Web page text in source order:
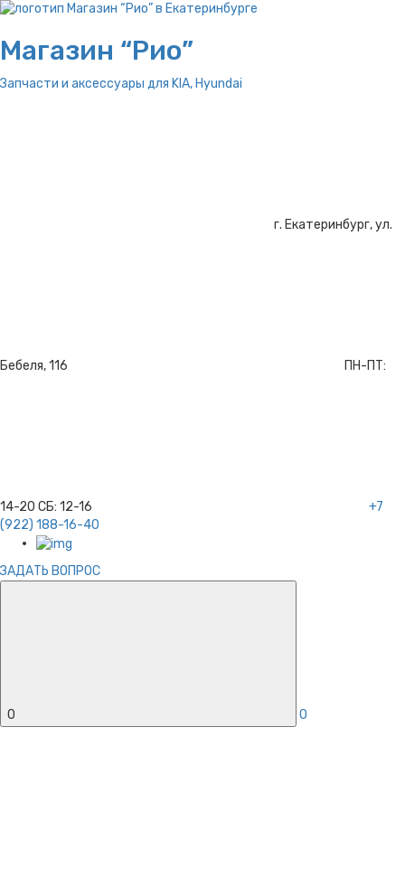
Магазин “Рио”
Запчасти и аксессуары для KIA, Hyundai
г. Екатеринбург, ул.
Бебеля, 116 ПН-ПТ:
14-20 СБ: 12-16
+7
(922) 188-16-40
ЗАДАТЬ ВОПРОС
0 0